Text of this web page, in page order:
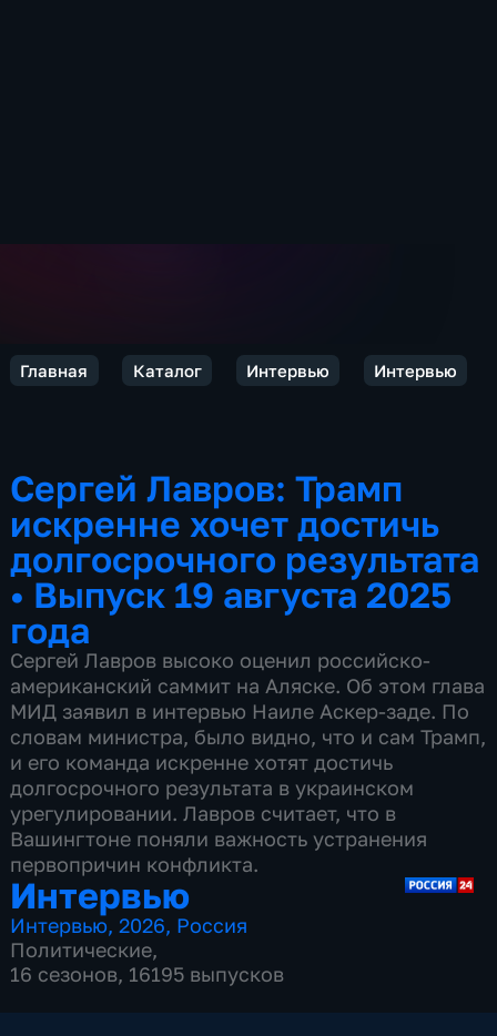
Главная Каталог Интервью Интервью
Сергей Лавров: Трамп
искренне хочет достичь
долгосрочного результата
• Выпуск 19 августа 2025
года
Сергей Лавров высоко оценил российско-
американский саммит на Аляске. Об этом глава
МИД заявил в интервью Наиле Аскер-заде. По
словам министра, было видно, что и сам Трамп,
и его команда искренне хотят достичь
долгосрочного результата в украинском
урегулировании. Лавров считает, что в
Вашингтоне поняли важность устранения
первопричин конфликта.
Интервью
Интервью,2026, Россия
Политические,
16 сезонов, 16195 выпусков